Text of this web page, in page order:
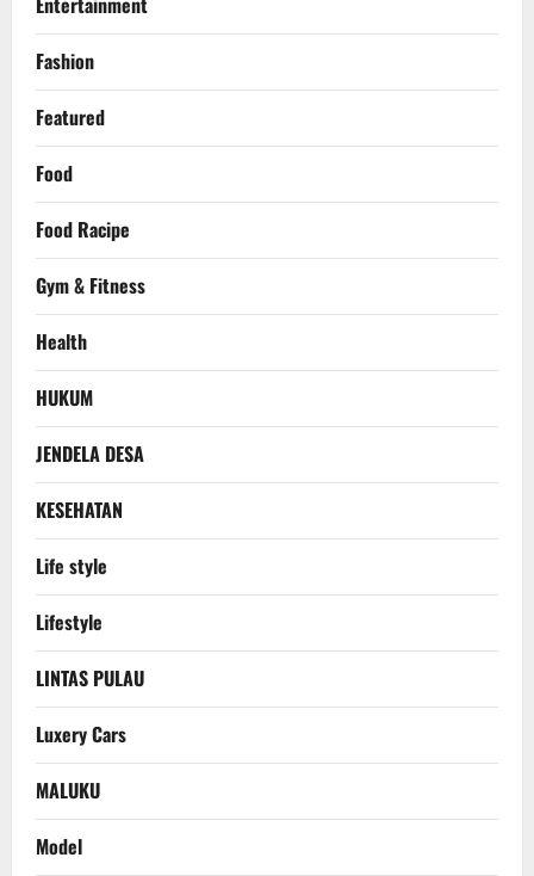
Fashion
Featured
Food
Food Racipe
Gym & Fitness
Health
HUKUM
JENDELA DESA
KESEHATAN
Life style
Lifestyle
LINTAS PULAU
Luxery Cars
MALUKU
Model